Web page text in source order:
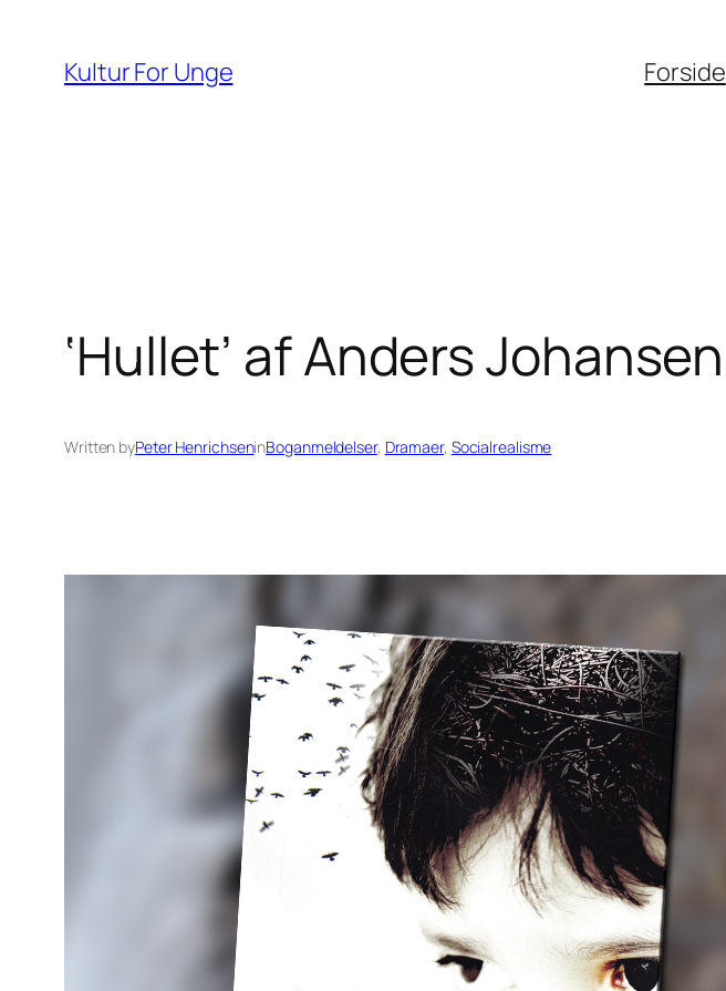
indhold
Kultur For Unge Forside
‘Hullet’ af Anders Johansen
Written byPeter HenrichseninBoganmeldelser, Dramaer, Socialrealisme